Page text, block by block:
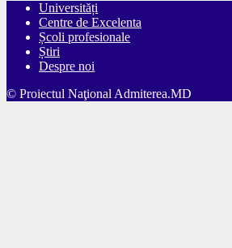
Universități
Centre de Excelenta
Școli profesionale
Știri
Despre noi
© Proiectul Naţional Admiterea.MD